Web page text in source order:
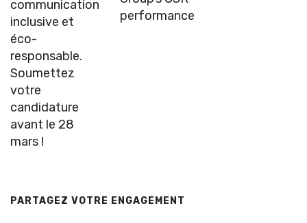
communication
inclusive et
éco-
responsable.
Soumettez
votre
candidature
avant le 28
mars !
performance
PARTAGEZ VOTRE ENGAGEMENT